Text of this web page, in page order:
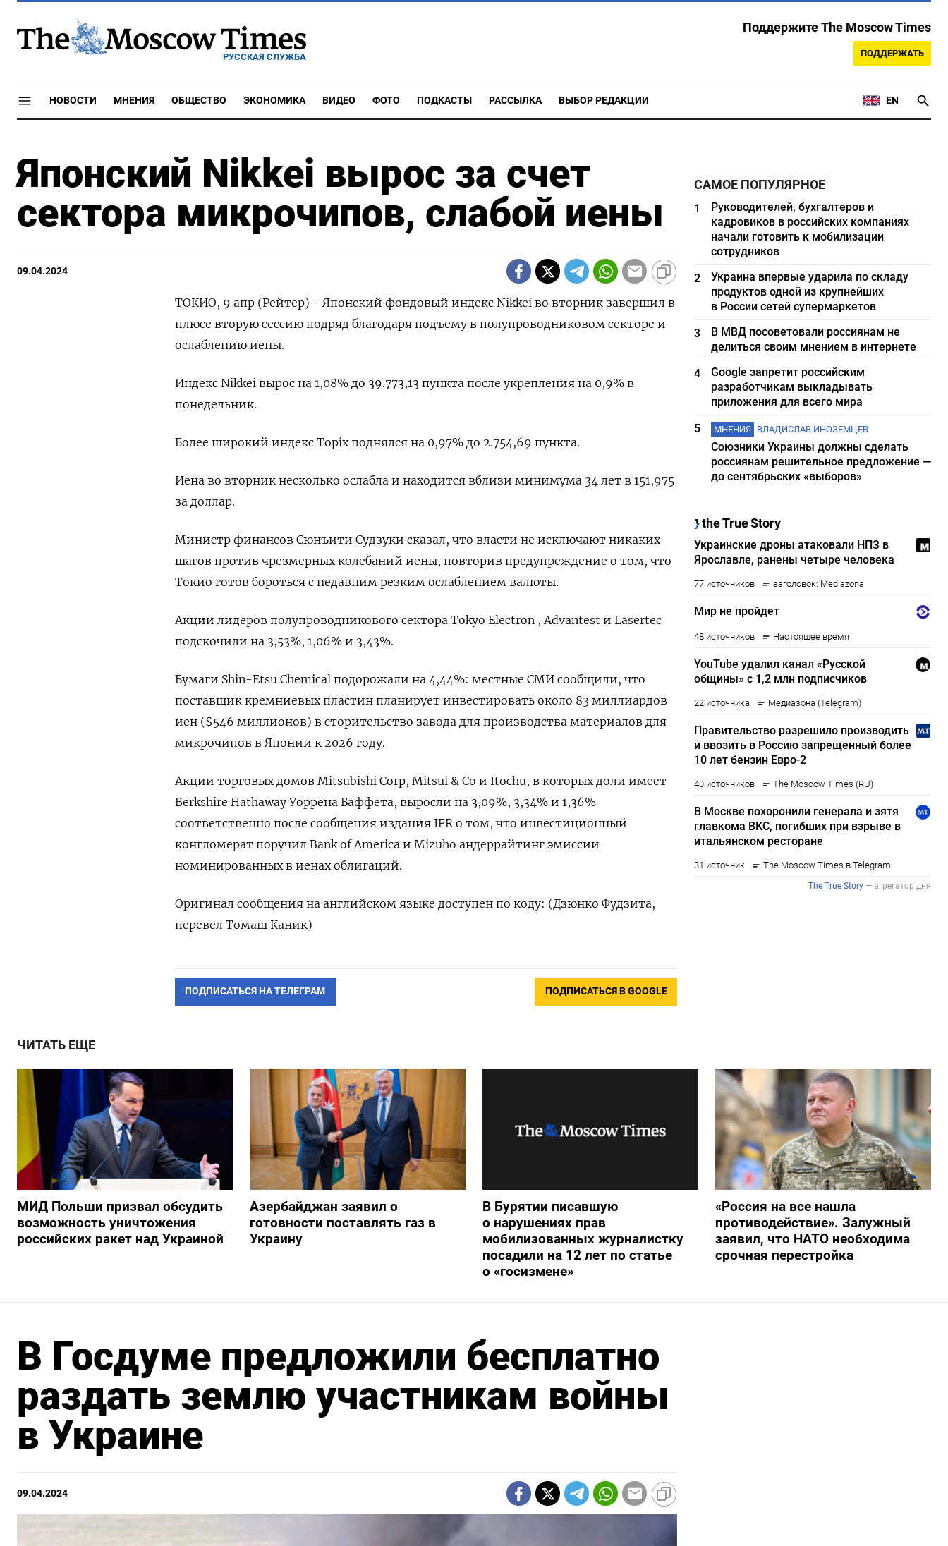
РУССКАЯ СЛУЖБА
Поддержите The Moscow Times
ПОДДЕРЖАТЬ
НОВОСТИ МНЕНИЯ ОБЩЕСТВО ЭКОНОМИКА ВИДЕО ФОТО ПОДКАСТЫ РАССЫЛКА ВЫБОР РЕДАКЦИИ EN
Японский Nikkei вырос за счет
сектора микрочипов, слабой иены
09.04.2024
ТОКИО, 9 апр (Рейтер) - Японский фондовый индекс Nikkei во вторник завершил в
плюсе вторую сессию подряд благодаря подъему в полупроводниковом секторе и
ослаблению иены.
Индекс Nikkei вырос на 1,08% до 39.773,13 пункта после укрепления на 0,9% в
понедельник.
Более широкий индекс Topix поднялся на 0,97% до 2.754,69 пункта.
Иена во вторник несколько ослабла и находится вблизи минимума 34 лет в 151,975
за доллар.
Министр финансов Сюнъити Судзуки сказал, что власти не исключают никаких
шагов против чрезмерных колебаний иены, повторив предупреждение о том, что
Токио готов бороться с недавним резким ослаблением валюты.
Акции лидеров полупроводникового сектора Tokyo Electron , Advantest и Lasertec
подскочили на 3,53%, 1,06% и 3,43%.
Бумаги Shin-Etsu Chemical подорожали на 4,44%: местные СМИ сообщили, что
поставщик кремниевых пластин планирует инвестировать около 83 миллиардов
иен ($546 миллионов) в сторительство завода для производства материалов для
микрочипов в Японии к 2026 году.
Акции торговых домов Mitsubishi Corp, Mitsui & Co и Itochu, в которых доли имеет
Berkshire Hathaway Уоррена Баффета, выросли на 3,09%, 3,34% и 1,36%
соответственно после сообщения издания IFR о том, что инвестиционный
конгломерат поручил Bank of America и Mizuho андеррайтинг эмиссии
номинированных в иенах облигаций.
Оригинал сообщения на английском языке доступен по коду: (Дзюнко Фудзита,
перевел Томаш Каник)
ПОДПИСАТЬСЯ НА ТЕЛЕГРАМ ПОДПИСАТЬСЯ В GOOGLE
САМОЕ ПОПУЛЯРНОЕ
1
Руководителей, бухгалтеров и
кадровиков в российских компаниях
начали готовить к мобилизации
сотрудников
2
Украина впервые ударила по складу
продуктов одной из крупнейших
в России сетей супермаркетов
3
В МВД посоветовали россиянам не
делиться своим мнением в интернете
4
Google запретит российским
разработчикам выкладывать
приложения для всего мира
5
МНЕНИЯ ВЛАДИСЛАВ ИНОЗЕМЦЕВ
Союзники Украины должны сделать
россиянам решительное предложение —
до сентябрьских «выборов»
ЧИТАТЬ ЕЩЕ
МИД Польши призвал обсудить
возможность уничтожения
российских ракет над Украиной
Азербайджан заявил о
готовности поставлять газ в
Украину
В Бурятии писавшую
о нарушениях прав
мобилизованных журналистку
посадили на 12 лет по статье
о «госизмене»
«Россия на все нашла
противодействие». Залужный
заявил, что НАТО необходима
срочная перестройка
В Госдуме предложили бесплатно
раздать землю участникам войны
в Украине
09.04.2024